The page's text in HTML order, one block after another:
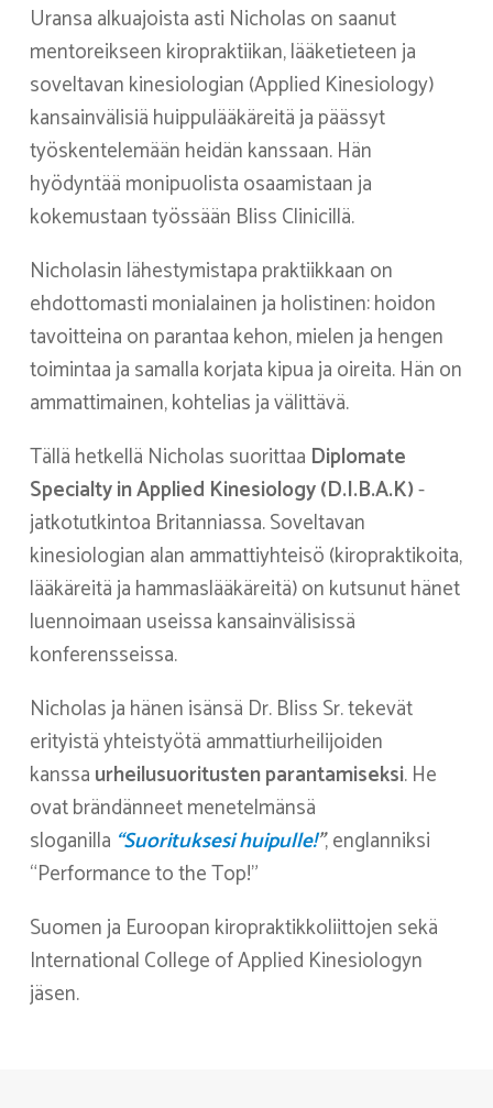
Uransa alkuajoista asti Nicholas on saanut
mentoreikseen kiropraktiikan, lääketieteen ja
soveltavan kinesiologian (Applied Kinesiology)
kansainvälisiä huippulääkäreitä ja päässyt
työskentelemään heidän kanssaan. Hän
hyödyntää monipuolista osaamistaan ja
kokemustaan työssään Bliss Clinicillä.
Nicholasin lähestymistapa praktiikkaan on
ehdottomasti monialainen ja holistinen: hoidon
tavoitteina on parantaa kehon, mielen ja hengen
toimintaa ja samalla korjata kipua ja oireita. Hän on
ammattimainen, kohtelias ja välittävä.
Tällä hetkellä Nicholas suorittaa Diplomate
Specialty in Applied Kinesiology (D.I.B.A.K)-
jatkotutkintoa Britanniassa. Soveltavan
kinesiologian alan ammattiyhteisö (kiropraktikoita,
lääkäreitä ja hammaslääkäreitä) on kutsunut hänet
luennoimaan useissa kansainvälisissä
konferensseissa.
Nicholas ja hänen isänsä Dr. Bliss Sr. tekevät
erityistä yhteistyötä ammattiurheilijoiden
kanssaurheilusuoritusten parantamiseksi. He
ovat brändänneet menetelmänsä
sloganilla “Suorituksesi huipulle!”, englanniksi
“Performance to the Top!”
Suomen ja Euroopan kiropraktikkoliittojen sekä
International College of Applied Kinesiologyn
jäsen.